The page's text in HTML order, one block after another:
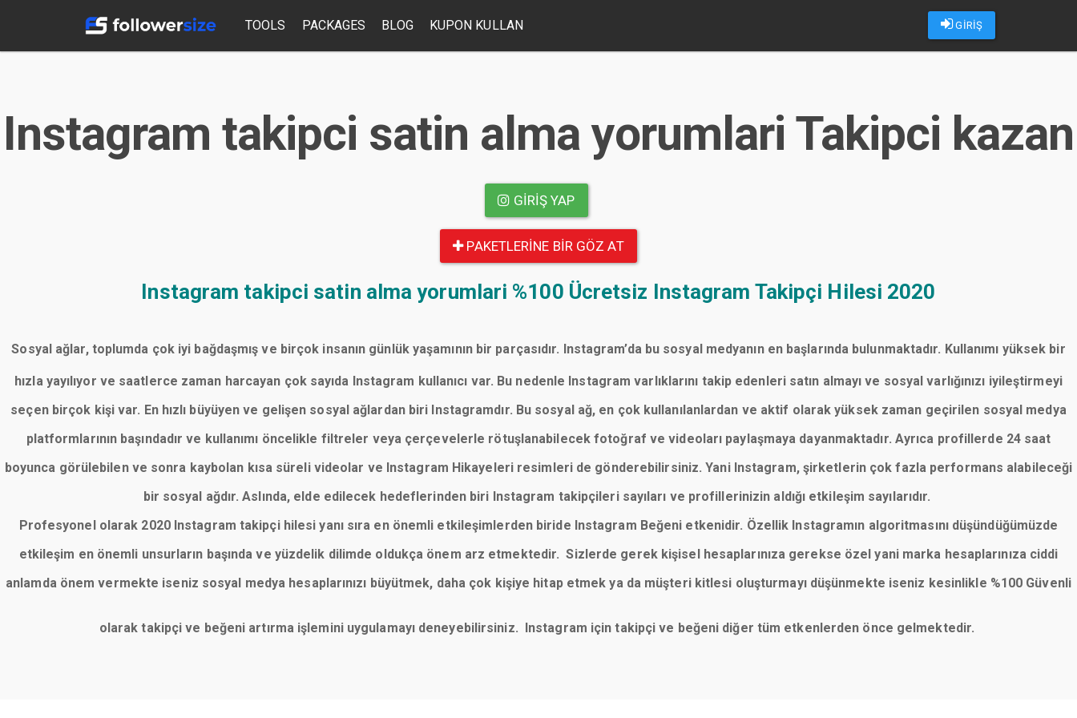
GİRİŞ
TOOLS PACKAGES BLOG KUPON KULLAN
Instagram takipci satin alma yorumlari Takipci kazan
GIRIŞ YAP
PAKETLERINE BIR GÖZ AT
Instagram takipci satin alma yorumlari %100 Ücretsiz Instagram Takipçi Hilesi 2020
Sosyal ağlar, toplumda çok iyi bağdaşmış ve birçok insanın günlük yaşamının bir parçasıdır. Instagram’da bu sosyal medyanın en başlarında bulunmaktadır. Kullanımı yüksek bir
hızla yayılıyor ve saatlerce zaman harcayan çok sayıda Instagram kullanıcı var. Bu nedenle Instagram varlıklarını takip edenleri satın almayı ve sosyal varlığınızı iyileştirmeyi
seçen birçok kişi var. En hızlı büyüyen ve gelişen sosyal ağlardan biri Instagramdır. Bu sosyal ağ, en çok kullanılanlardan ve aktif olarak yüksek zaman geçirilen sosyal medya
platformlarının başındadır ve kullanımı öncelikle filtreler veya çerçevelerle rötuşlanabilecek fotoğraf ve videoları paylaşmaya dayanmaktadır. Ayrıca profillerde 24 saat
boyunca görülebilen ve sonra kaybolan kısa süreli videolar ve Instagram Hikayeleri resimleri de gönderebilirsiniz. Yani Instagram, şirketlerin çok fazla performans alabileceği
bir sosyal ağdır. Aslında, elde edilecek hedeflerinden biri Instagram takipçileri sayıları ve profillerinizin aldığı etkileşim sayılarıdır.
Profesyonel olarak 2020 Instagram takipçi hilesi yanı sıra en önemli etkileşimlerden biride Instagram Beğeni etkenidir. Özellik Instagramın algoritmasını düşündüğümüzde
etkileşim en önemli unsurların başında ve yüzdelik dilimde oldukça önem arz etmektedir. Sizlerde gerek kişisel hesaplarınıza gerekse özel yani marka hesaplarınıza ciddi
anlamda önem vermekte iseniz sosyal medya hesaplarınızı büyütmek, daha çok kişiye hitap etmek ya da müşteri kitlesi oluşturmayı düşünmekte iseniz kesinlikle %100 Güvenli
olarak takipçi ve beğeni artırma işlemini uygulamayı deneyebilirsiniz. Instagram için takipçi ve beğeni diğer tüm etkenlerden önce gelmektedir.